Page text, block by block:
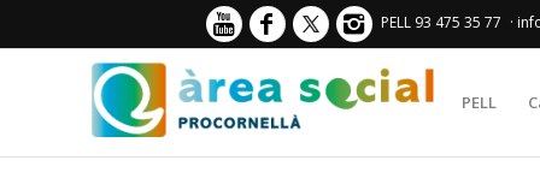
PELL 93 475 35 77 ·
PELL